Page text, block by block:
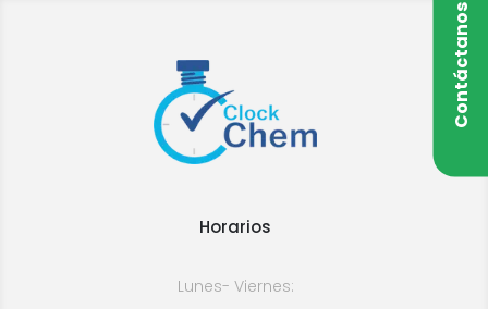
Contáctanos
Horarios
Lunes- Viernes: